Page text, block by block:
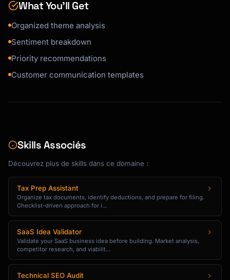
3. "[Direct quote]" - [Source, Date]
**Customer Segments Affected:**
- [Segment 2]: [Impact level]
**Business Impact:**
- [Impact on retention/revenue/satisfaction]
**Related Themes:**
### Step 3: Quantify Impact
**Impact Scoring Matrix**
| Factor | Weight | Score (1-5) | Weighted
Score |
|--------|--------|-------------|------------
----|
| Frequency | 25% | | |
| Revenue Impact | 30% | | |
| Customer Segment | 20% | | |
| Effort to Fix | 15% | | |
What You’ll Get
Organized theme analysis
Sentiment breakdown
Priority recommendations
Customer communication templates
Skills Associés
Découvrez plus de skills dans ce domaine :
Tax Prep Assistant
Organize tax documents, identify deductions, and prepare for filing.
Checklist-driven approach for i...
SaaS Idea Validator
Validate your SaaS business idea before building. Market analysis,
competitor research, and viabilit...
Technical SEO Audit